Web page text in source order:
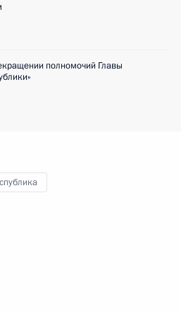
полномочий Главы